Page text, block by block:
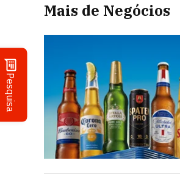
Pesquisa
Mais de Negócios